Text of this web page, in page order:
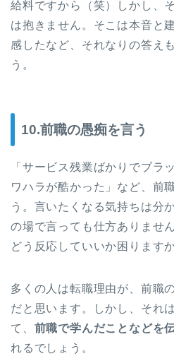
給料ですから（笑）しかし、
は抱きません。そこは本音と
感したなど、それなりの答え
う。
10.前職の愚痴を言う
「サービス残業ばかりでブラ
ワハラが酷かった」など、前
う。言いたくなる気持ちは分
の場で言っても仕方ありませ
どう反応していいか困ります
多くの人は転職理由が、前職
だと思います。しかし、それ
て、 前職で学んだことなどを
れるでしょう。